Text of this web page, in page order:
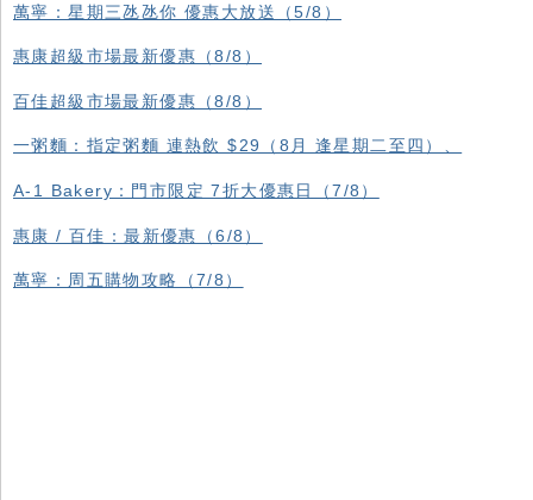
萬寧：星期三氹氹你 優惠大放送（5/8）
惠康超級市場最新優惠（8/8）
百佳超級市場最新優惠（8/8）
一粥麵：指定粥麵 連熱飲 $29（8月 逢星期二至四）、
A-1 Bakery：門市限定 7折大優惠日（7/8）
惠康 / 百佳：最新優惠（6/8）
萬寧：周五購物攻略（7/8）